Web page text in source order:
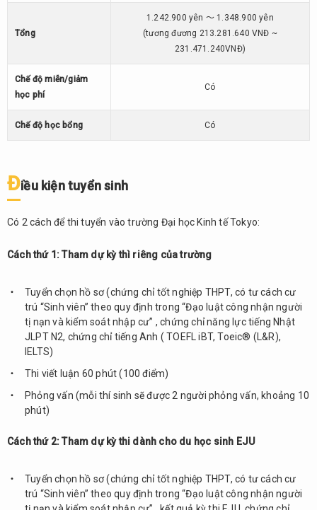
3.
Đại
học Công
Daiichi（第
Thông
chung
Điểm
bật
3.3.
Cơ sở
vật
chất
Chương
trình
bậc đại
3.5.
Học
Tổng
1.242.900 yên ～ 1.348.900 yên
(tương đương 213.281.640 VNĐ ~
231.471.240VNĐ)
Chế độ miễn/giảm
học phí
Có
Chế độ học bổng Có
Điều kiện tuyển sinh
Có 2 cách để thi tuyển vào trường Đại học Kinh tế Tokyo:
Cách thứ 1: Tham dự kỳ thì riêng của trường
Tuyển chọn hồ sơ (chứng chỉ tốt nghiệp THPT, có tư cách cư
trú “Sinh viên” theo quy định trong “Đạo luật công nhận người
tị nạn và kiểm soát nhập cư” , chứng chỉ năng lực tiếng Nhật
JLPT N2, chứng chỉ tiếng Anh ( TOEFL iBT, Toeic® (L&R),
IELTS)
Thi viết luận 60 phút (100 điểm)
Phỏng vấn (mỗi thí sinh sẽ được 2 người phỏng vấn, khoảng 10
phút)
Cách thứ 2: Tham dự kỳ thi dành cho du học sinh EJU
Tuyển chọn hồ sơ (chứng chỉ tốt nghiệp THPT, có tư cách cư
trú “Sinh viên” theo quy định trong “Đạo luật công nhận người